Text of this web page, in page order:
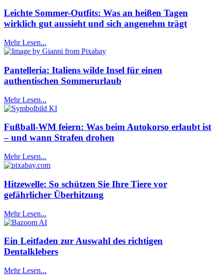
Leichte Sommer-Outfits: Was an heißen Tagen
wirklich gut aussieht und sich angenehm trägt
Mehr Lesen...
Pantelleria: Italiens wilde Insel für einen
authentischen Sommerurlaub
Mehr Lesen...
Fußball-WM feiern: Was beim Autokorso erlaubt ist
– und wann Strafen drohen
Mehr Lesen...
Hitzewelle: So schützen Sie Ihre Tiere vor
gefährlicher Überhitzung
Mehr Lesen...
Ein Leitfaden zur Auswahl des richtigen
Dentalklebers
Mehr Lesen...